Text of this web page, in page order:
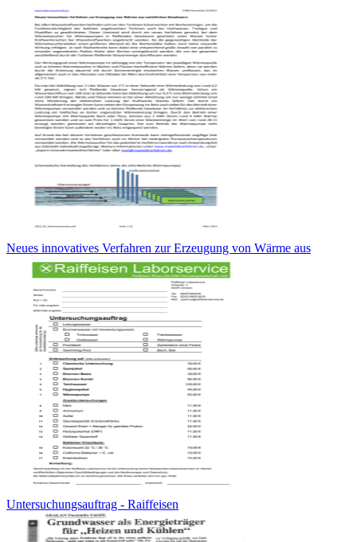
Neues innovatives Verfahren zur Erzeugung von Wärme aus
Untersuchungsauftrag - Raiffeisen